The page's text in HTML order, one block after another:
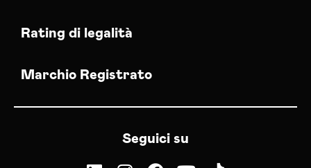
Rating di legalità
Marchio Registrato
Seguici su